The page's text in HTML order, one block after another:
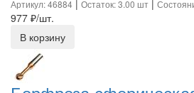
Артикул: 46884 | Остаток: 3.00 шт |
977 ₽/шт.
В корзину